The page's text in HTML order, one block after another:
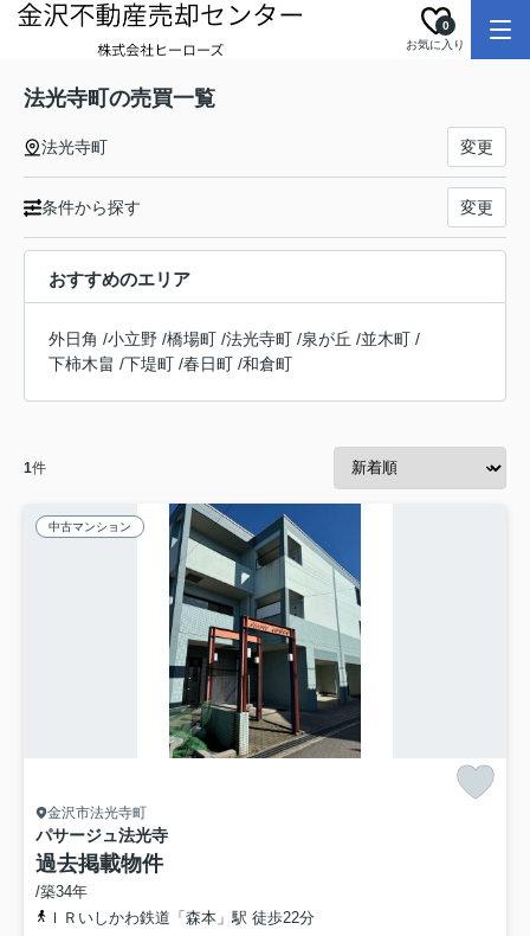
お気に入り
0
法光寺町の売買一覧
法光寺町 変更
条件から探す 変更
おすすめのエリア
外日角 /小立野 /橋場町 /法光寺町 /泉が丘 /並木町 /
下柿木畠 /下堤町 /春日町 /和倉町
1件
中古マンション
金沢市法光寺町
パサージュ法光寺
過去掲載物件
/築34年
ＩＲいしかわ鉄道「森本」駅 徒歩22分